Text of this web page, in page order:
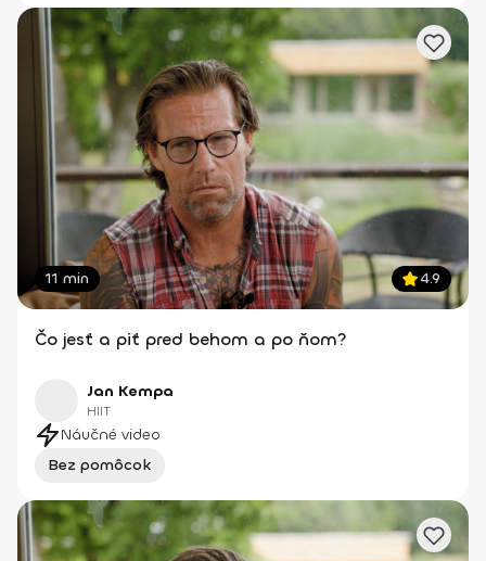
11 min 4.9
Čo jesť a piť pred behom a po ňom?
Jan Kempa
HIIT
Náučné video
Bez pomôcok